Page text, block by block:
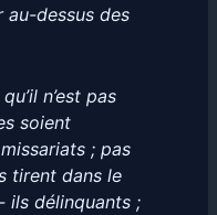
au-dessus des
n’est pas
soient
; pas
tirent dans le
ils délinquants ;